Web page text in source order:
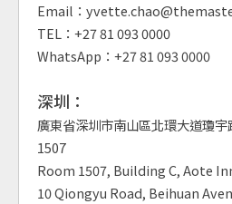
Email：
TEL：+27 81 093 0000
WhatsApp：+27 81 093 0000
深圳：
廣東省深圳市南山區北環大道瓊
1507
Room 1507, Building C, Aote
10 Qiongyu Road, Beihuan